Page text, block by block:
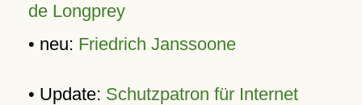
de Longprey
• neu: Friedrich Janssoone
• Update: Schutzpatron für Internet